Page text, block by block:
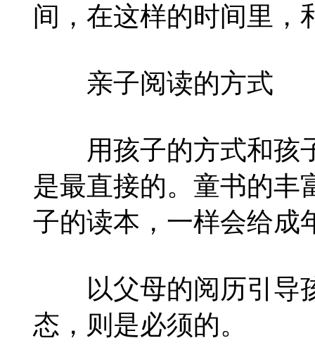
间，在这样的时间里，
亲子阅读的方式
用孩子的方式和孩
是最直接的。童书的丰
子的读本，一样会给成
以父母的阅历引导
态，则是必须的。